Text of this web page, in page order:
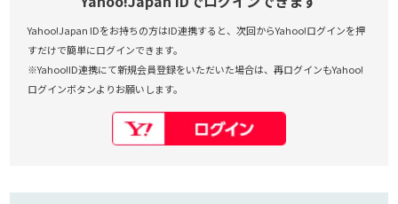
Yahoo!Japan IDをお持ちの方はID連携すると、次回からYahoo!ログインを押
すだけで簡単にログインできます。
※Yahoo!ID連携にて新規会員登録をいただいた場合は、再ログインもYahoo!
ログインボタンよりお願いします。